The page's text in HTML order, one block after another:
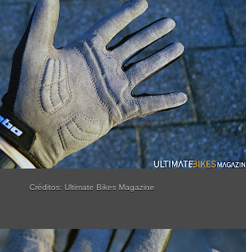
Créditos: Ultimate Bikes Magazine